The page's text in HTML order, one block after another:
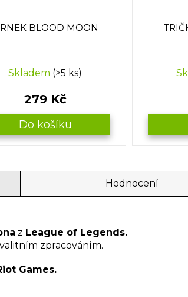
BLOOD MOON
Skladem (>5 ks)
279 Kč
Do košíku
Hodnocení
z League of Legends.
zpracováním.
Games.